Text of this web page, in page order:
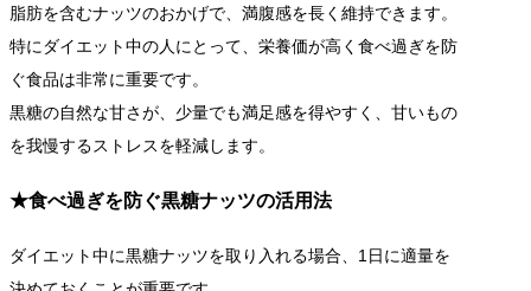
脂肪を含むナッツのおかげで、満腹感を長く維持できます。
特にダイエット中の人にとって、栄養価が高く食べ過ぎを防
ぐ食品は非常に重要です。
黒糖の自然な甘さが、少量でも満足感を得やすく、甘いもの
を我慢するストレスを軽減します。
★食べ過ぎを防ぐ黒糖ナッツの活用法
ダイエット中に黒糖ナッツを取り入れる場合、1日に適量を